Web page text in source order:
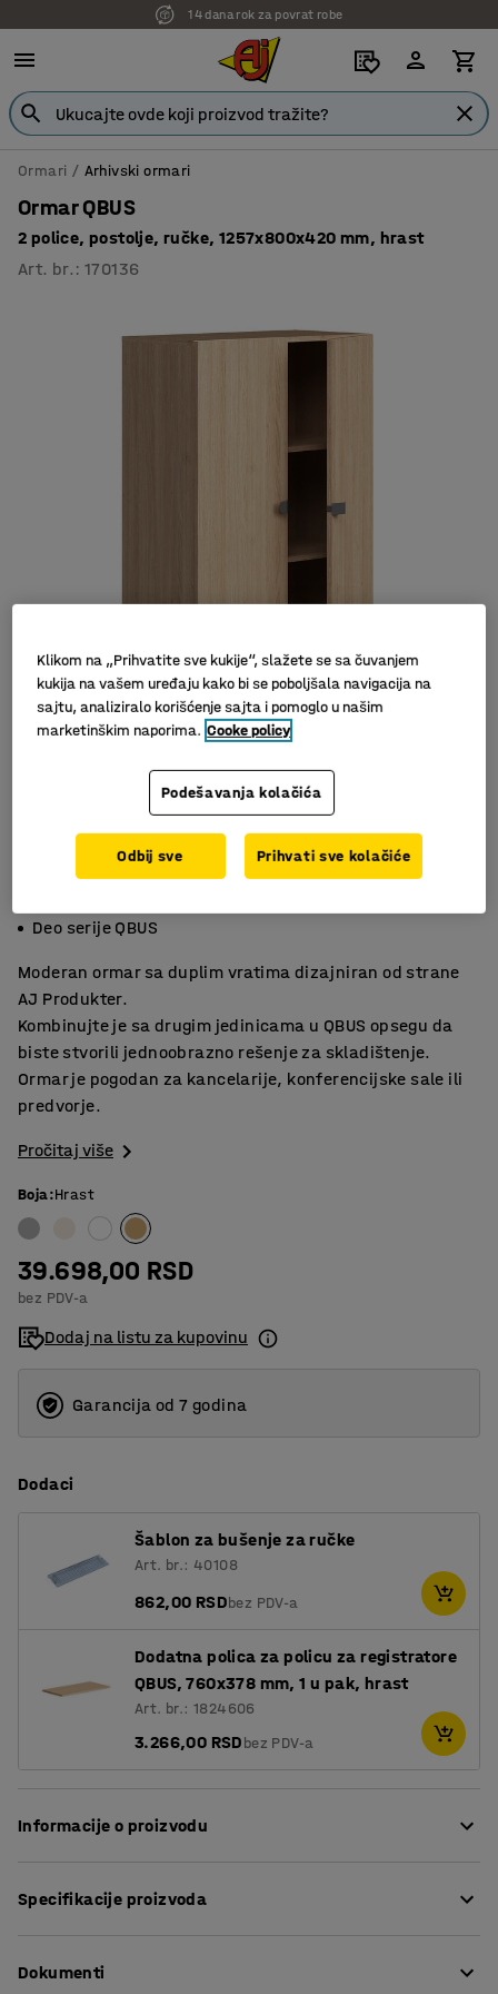
7 godina garancije
Ormari Arhivski ormari
Ormar QBUS
2 police, postolje, ručke, 1257x800x420 mm, hrast
Art. br. :170136
Svestrana sa podesivim policama
Deo serije QBUS
Moderan ormar sa duplim vratima dizajniran od strane
AJ Produkter.
Kombinujte je sa drugim jedinicama u QBUS opsegu da
biste stvorili jednoobrazno rešenje za skladištenje.
Ormar je pogodan za kancelarije, konferencijske sale ili
predvorje.
Pročitaj više
Boja:Hrast
39.698,00 RSD
bez PDV-a
Dodaj na listu za kupovinu
Garancija od 7 godina
Dodaci
Šablon za bušenje za ručke
Art. br.: 40108
862,00 RSDbez PDV-a
Dodatna polica za policu za registratore
QBUS, 760x378 mm, 1 u pak, hrast
Art. br.: 1824606
3.266,00 RSDbez PDV-a
Informacije o proizvodu
organizaciju radnog mesta!
knjiga i registratora do kancelarijskog materijala ili
Specifikacije proizvoda
Širina: 800
Dokumenti
Klikom na „Prihvatite sve kukije“, slažete se sa čuvanjem
kukija na vašem uređaju kako bi se poboljšala navigacija na
sajtu, analiziralo korišćenje sajta i pomoglo u našim
marketinškim naporima. Cooke policy
Podešavanja kolačića
Odbij sve Prihvati sve kolačiće